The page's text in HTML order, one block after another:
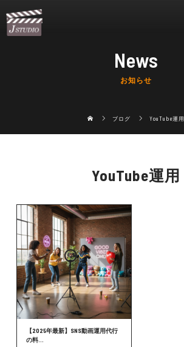
News
お知らせ
ブログ YouTube運用
YouTube運用
【2025年最新】SNS動画運用代行
の料...